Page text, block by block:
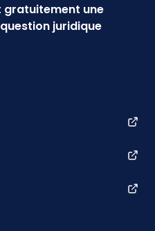
gratuitement une
juridique